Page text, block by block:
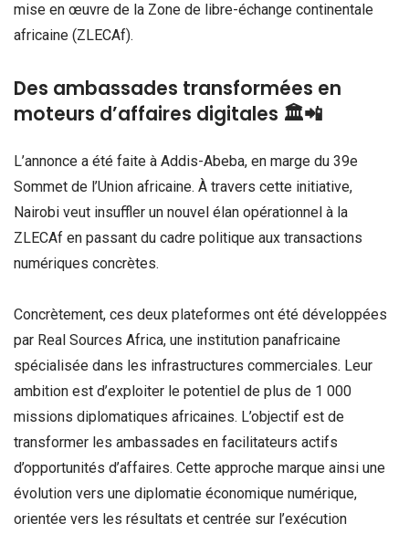
mise en œuvre de la Zone de libre-échange continentale
africaine (ZLECAf).
Des ambassades transformées en
moteurs d’affaires digitales 🏛️📲
L’annonce a été faite à Addis-Abeba, en marge du 39e
Sommet de l’Union africaine. À travers cette initiative,
Nairobi veut insuffler un nouvel élan opérationnel à la
ZLECAf en passant du cadre politique aux transactions
numériques concrètes.
Concrètement, ces deux plateformes ont été développées
par Real Sources Africa, une institution panafricaine
spécialisée dans les infrastructures commerciales. Leur
ambition est d’exploiter le potentiel de plus de 1 000
missions diplomatiques africaines. L’objectif est de
transformer les ambassades en facilitateurs actifs
d’opportunités d’affaires. Cette approche marque ainsi une
évolution vers une diplomatie économique numérique,
orientée vers les résultats et centrée sur l’exécution